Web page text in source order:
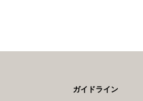
ガイドライン